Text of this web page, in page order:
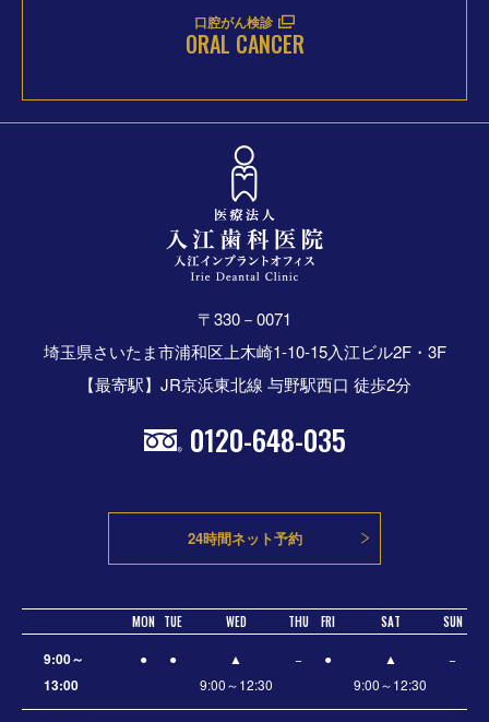
口腔がん検診
ORAL CANCER
〒330－0071
埼玉県さいたま市浦和区上木崎1-10-15入江ビル2F・3F
【最寄駅】JR京浜東北線 与野駅西口 徒歩2分
0120-648-035
24時間ネット予約
MON TUE WED THU FRI SAT SUN
9:00～
13:00
● ●
▲
9:00～12:30
− ●
▲
9:00～12:30
−